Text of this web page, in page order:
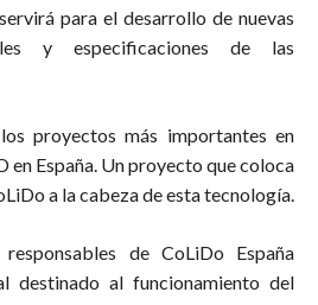
para el desarrollo de nuevas
y especificaciones de las
proyectos más importantes en
en España. Un proyecto que coloca
a la cabeza de esta tecnología.
de CoLiDo España
destinado al funcionamiento del